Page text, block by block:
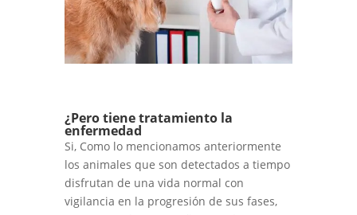
¿Pero tiene tratamiento la
enfermedad
Si, Como lo mencionamos anteriormente
los animales que son detectados a tiempo
disfrutan de una vida normal con
vigilancia en la progresión de sus fases,